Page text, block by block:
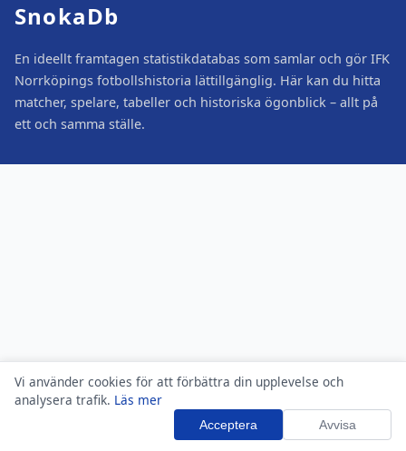
Vi använder cookies för att förbättra din upplevelse och
analysera trafik. Läs mer
Acceptera Avvisa
SnokaDb
En ideellt framtagen statistikdatabas som samlar och gör IFK
Norrköpings fotbollshistoria lättillgänglig. Här kan du hitta
matcher, spelare, tabeller och historiska ögonblick – allt på
ett och samma ställe.